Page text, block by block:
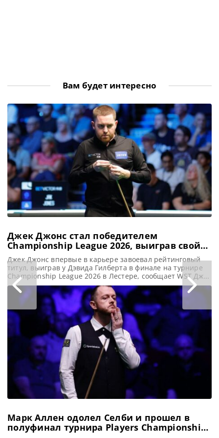
Вам будет интересно
Джек Джонс стал победителем
Championship League 2026, выиграв свой
первый рейтинговый титул
Джек Джонс впервые в карьере завоевал рейтинговый
титул, выиграв у Дэвида Гилберта в финале на турнире
Championship League 2026 в Лестере, сообщает WST Джек
Джонс одержал свою первую профессиональную победу в
карьере, одолев Дэвида Гилберта со счетом 3-2 в финале
турнира Championship League 2026. Валлиец завоевал
первый рейтинговый титул в новом сезоне 2026-27.
Победа принесла
Марк Аллен одолел Селби и прошел в
полуфинал турнира Players Championship